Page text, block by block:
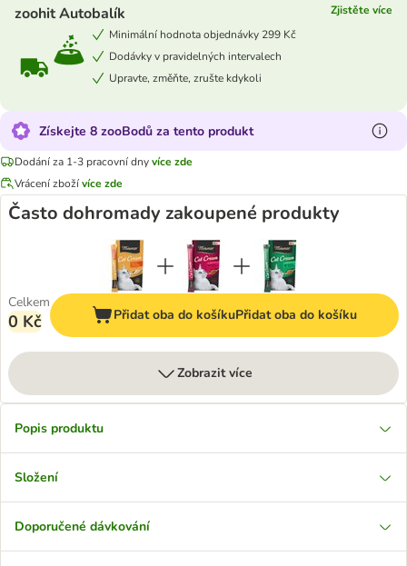
zoohit Autobalík
Zjistěte více
Minimální hodnota objednávky 299 Kč
Dodávky v pravidelných intervalech
Upravte, změňte, zrušte kdykoli
Získejte 8 zooBodů za tento produkt
Dodání za 1-3 pracovní dnyvíce zde
Vrácení zbožívíce zde
Často dohromady zakoupené produkty
Celkem
0 Kč Přidat oba do košíkuPřidat oba do košíku
Zobrazit více
Popis produktu
Složení
Doporučené dávkování